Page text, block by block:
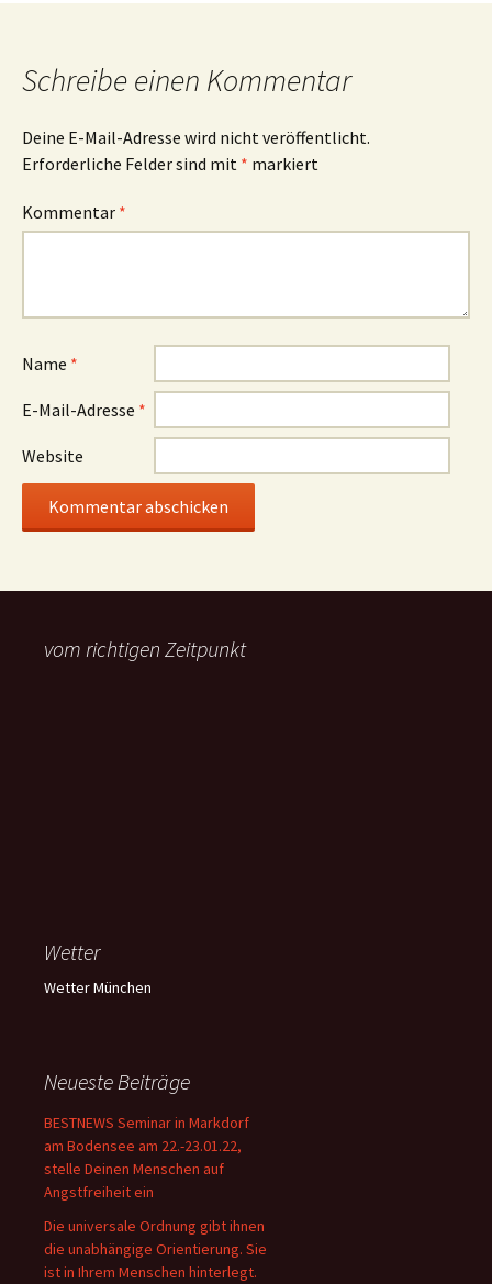
Schreibe einen Kommentar
Deine E-Mail-Adresse wird nicht veröffentlicht.
Erforderliche Felder sind mit * markiert
Kommentar *
Name *
E-Mail-Adresse *
Website
vom richtigen Zeitpunkt
Wetter
Wetter München
Neueste Beiträge
BESTNEWS Seminar in Markdorf
am Bodensee am 22.-23.01.22,
stelle Deinen Menschen auf
Angstfreiheit ein
Die universale Ordnung gibt ihnen
die unabhängige Orientierung. Sie
ist in Ihrem Menschen hinterlegt.